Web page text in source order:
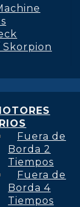
Fuera de
Borda 2
Tiempos
Fuera de
Borda 4
Tiempos